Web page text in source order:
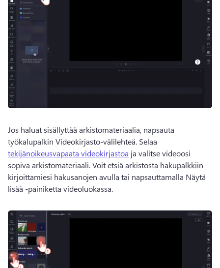
Jos haluat sisällyttää arkistomateriaalia, napsauta
työkalupalkin Videokirjasto-välilehteä. Selaa
tekijänoikeusvapaata videokirjastoa ja valitse videoosi
sopiva arkistomateriaali. Voit etsiä arkistosta hakupalkkiin
kirjoittamiesi hakusanojen avulla tai napsauttamalla Näytä
lisää -painiketta videoluokassa.